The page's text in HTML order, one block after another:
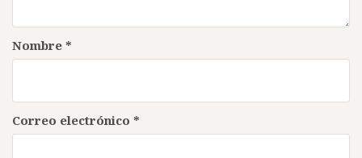
Nombre *
Correo electrónico *